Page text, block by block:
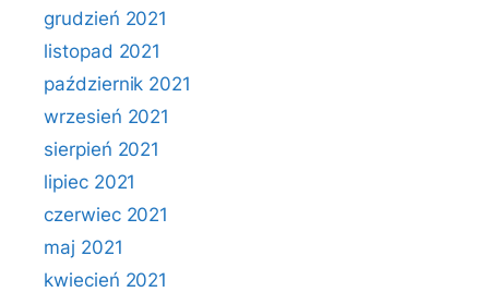
grudzień 2021
listopad 2021
październik 2021
wrzesień 2021
sierpień 2021
lipiec 2021
czerwiec 2021
maj 2021
kwiecień 2021